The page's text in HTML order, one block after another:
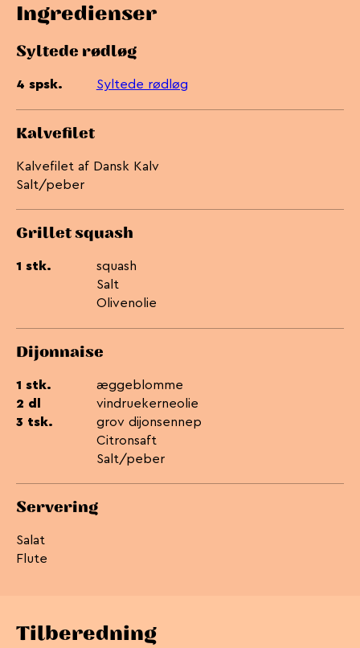
Ingredienser
Syltede rødløg
4 spsk. Syltede rødløg
Kalvefilet
Kalvefilet af Dansk Kalv
Salt/peber
Grillet squash
1 stk.
squash
Salt
Olivenolie
Dijonnaise
1 stk.
æggeblomme
2 dl
vindruekerneolie
3 tsk.
grov dijonsennep
Citronsaft
Salt/peber
Servering
Salat
Flute
Tilberedning